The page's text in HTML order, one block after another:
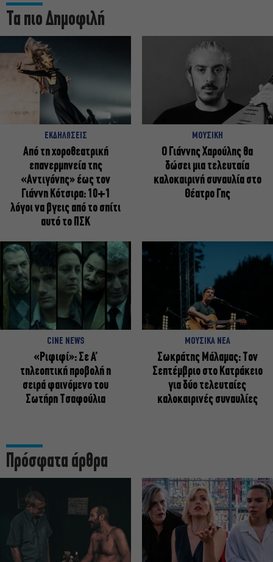
Τα πιο Δημοφιλή
ΕΚΔΗΛΩΣΕΙΣ
Από τη χοροθεατρική
επανερμηνεία της
«Αντιγόνης» έως τον
Γιάννη Κότσιρα: 10+1
λόγοι να βγεις από το σπίτι
αυτό το ΠΣΚ
ΜΟΥΣΙΚΗ
Ο Γιάννης Χαρούλης θα
δώσει μια τελευταία
καλοκαιρινή συναυλία στο
Θέατρο Γης
CINE NEWS
«Ριφιφί»: Σε Α’
τηλεοπτική προβολή η
σειρά φαινόμενο του
Σωτήρη Τσαφούλια
ΜΟΥΣΙΚΑ ΝΕΑ
Σωκράτης Μάλαμας: Τον
Σεπτέμβριο στο Κατράκειο
για δύο τελευταίες
καλοκαιρινές συναυλίες
Πρόσφατα άρθρα